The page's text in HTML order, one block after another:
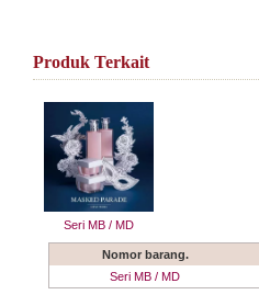
Produk Terkait
Seri MB / MD
Nomor barang.
Seri MB / MD